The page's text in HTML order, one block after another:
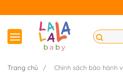
qua
nội
dung
Tìm
kiếm:
Trang chủ / Chính sách bảo hành